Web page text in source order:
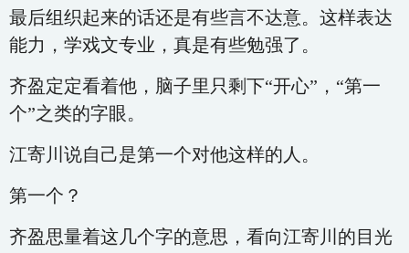
最后组织起来的话还是有些言不达意。这样表达
能力，学戏文专业，真是有些勉强了。
齐盈定定看着他，脑子里只剩下“开心”，“第一
个”之类的字眼。
江寄川说自己是第一个对他这样的人。
第一个？
齐盈思量着这几个字的意思，看向江寄川的目光